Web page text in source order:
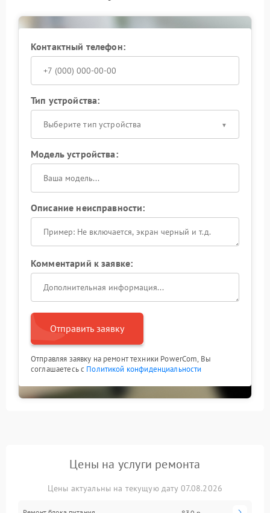
подключенную нагрузку и работает надежнее.
разумно обратиться к специалистам как можно
раньше: это позволит сохранить работоспособность
оборудования и избежать более серьезных
неисправностей в дальнейшем.
Контактный телефон:
Тип устройства:
Выберите тип устройства
Модель устройства:
Описание неисправности:
Комментарий к заявке:
Отправить заявку
Отправляя заявку на ремонт техники PowerCom, Вы
соглашаетесь с Политикой конфиденциальности
Цены на услуги ремонта
Цены актуальны на текущую дату 07.08.2026